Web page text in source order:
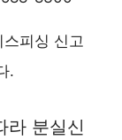
피싱 신고
.
라 분실신